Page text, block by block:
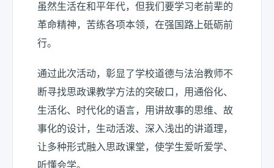
虽然生活在和平年代，但我们要学习老前辈的
革命精神，苦练各项本领，在强国路上砥砺前
行。
通过此次活动，彰显了学校道德与法治教师不
断寻找思政课教学方法的突破口，用通俗化、
生活化、时代化的语言，用讲故事的思维、故
事化的设计，生动活泼、深入浅出的讲道理，
让多种形式融入思政课堂，使学生爱听爱学、
听懂会学。